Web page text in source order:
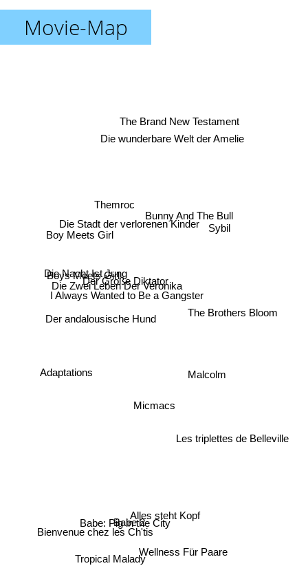
Movie-Map
Micmacs
Alles steht Kopf
Wellness Für Paare
Die Zwei Leben Der Veronika
Babe 2
Der Große Diktator
Babe: Pig in the City
Bunny And The Bull
Malcolm
I Always Wanted to Be a Gangster
Die Stadt der verlorenen Kinder
Tropical Malady
Les triplettes de Belleville
Die wunderbare Welt der Amelie
Themroc
Bienvenue chez les Ch'tis
Sybil
The Brand New Testament
Die Nacht Ist Jung
Boys Meets Girl
Boy Meets Girl
Adaptations